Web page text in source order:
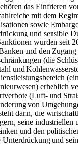
das Einfrieren
mit dem
sowie
und sensible
wurden seit
und den
(die
und
erheblich
(Luft- und
von
darin, die
seine industriellen
und den
Unterdrückung und